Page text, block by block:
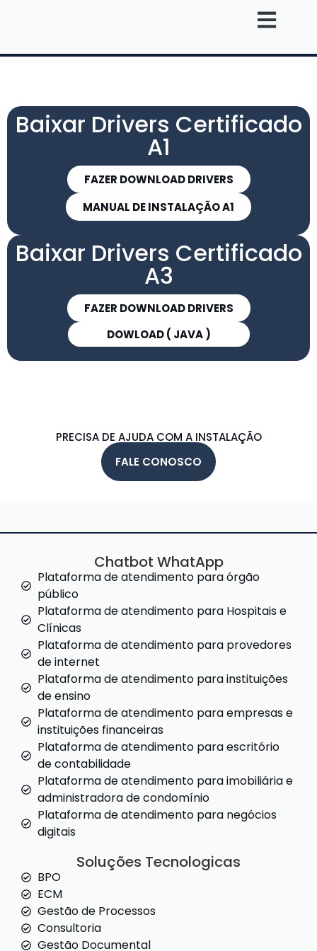
Baixar Drivers Certificado
A1
FAZER DOWNLOAD DRIVERS
MANUAL DE INSTALAÇÃO A1
Baixar Drivers Certificado
A3
FAZER DOWNLOAD DRIVERS
DOWLOAD ( JAVA )
PRECISA DE AJUDA COM A INSTALAÇÃO
FALE CONOSCO
Chatbot WhatApp
Plataforma de atendimento para órgão
público
Plataforma de atendimento para Hospitais e
Clínicas
Plataforma de atendimento para provedores
de internet
Plataforma de atendimento para instituições
de ensino
Plataforma de atendimento para empresas e
instituições financeiras
Plataforma de atendimento para escritório
de contabilidade
Plataforma de atendimento para imobiliária e
administradora de condomínio
Plataforma de atendimento para negócios
digitais
Soluções Tecnologicas
BPO
ECM
Gestão de Processos
Consultoria
Gestão Documental